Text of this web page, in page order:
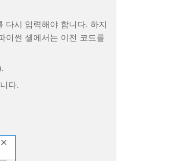
다시 입력해야 합니다. 하지
이썬 셸에서는 이전 코드를
다.